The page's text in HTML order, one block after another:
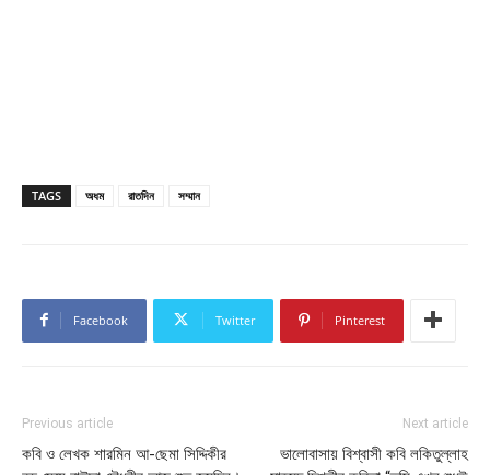
TAGS অধম রাতদিন সম্মান
Facebook Twitter Pinterest
Previous article
কবি ও লেখক শারমিন আ-ছেমা সিদ্দিকীর
Next article
ভালোবাসায় বিশ্বাসী কবি লকিতুল্লাহ